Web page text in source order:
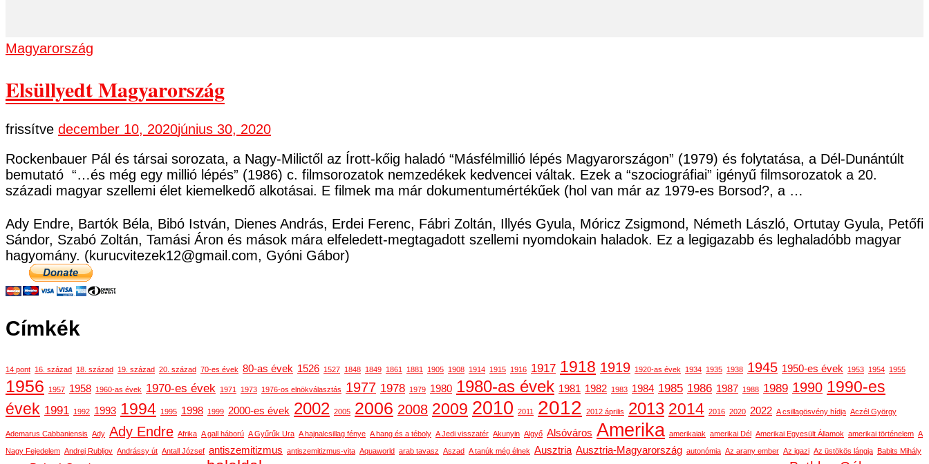
Magyarország
Elsüllyedt Magyarország
frissítve december 10, 2020június 30, 2020
Rockenbauer Pál és társai sorozata, a Nagy-Milictől az Írott-kőig haladó “Másfélmillió lépés Magyarországon” (1979) és folytatása, a Dél-Dunántúlt
bemutató “…és még egy millió lépés” (1986) c. filmsorozatok nemzedékek kedvencei váltak. Ezek a “szociográfiai” igényű filmsorozatok a 20.
századi magyar szellemi élet kiemelkedő alkotásai. E filmek ma már dokumentumértékűek (hol van már az 1979-es Borsod?, a …
Ady Endre, Bartók Béla, Bibó István, Dienes András, Erdei Ferenc, Fábri Zoltán, Illyés Gyula, Móricz Zsigmond, Németh László, Ortutay Gyula, Petőfi
Sándor, Szabó Zoltán, Tamási Áron és mások mára elfeledett-megtagadott szellemi nyomdokain haladok. Ez a legigazabb és leghaladóbb magyar
hagyomány. (kurucvitezek12@gmail.com, Gyóni Gábor)
Címkék
14 pont 16. század 18. század 19. század 20. század 70-es évek 80-as évek 1526 1527 1848 1849 1861 1881 1905 1908 1914 1915 1916 1917 1918 1919 1920-as évek 1934 1935 1938 1945 1950-es évek 1953 1954 1955
1956 1957 1958 1960-as évek 1970-es évek 1971 1973 1976-os elnökválasztás 1977 1978 1979 1980 1980-as évek 1981 1982 1983 1984 1985 1986 1987 1988 1989 1990 1990-es
évek 1991 1992 1993 1994 1995 1998 1999 2000-es évek 2002 2005 2006 2008 2009 2010 2011 2012 2012 április 2013 2014 2016 2020 2022 A csillagösvény hídja Aczél György
Ademarus Cabbaniensis Ady Ady Endre Afrika A gall háború A Gyűrűk Ura A hajnalcsillag fénye A hang és a téboly A Jedi visszatér Akunyin Algyő Alsóváros Amerika amerikaiak amerikai Dél Amerikai Egyesült Államok amerikai történelem A
Nagy Fejedelem Andrej Rubljov Andrássy út Antall József antiszemitizmus antiszemitizmus-vita Aquaworld arab tavasz Aszad A tanúk még élnek Ausztria Ausztria-Magyarország autonómia Az arany ember Az igazi Az üstökös lángja Babits Mihály